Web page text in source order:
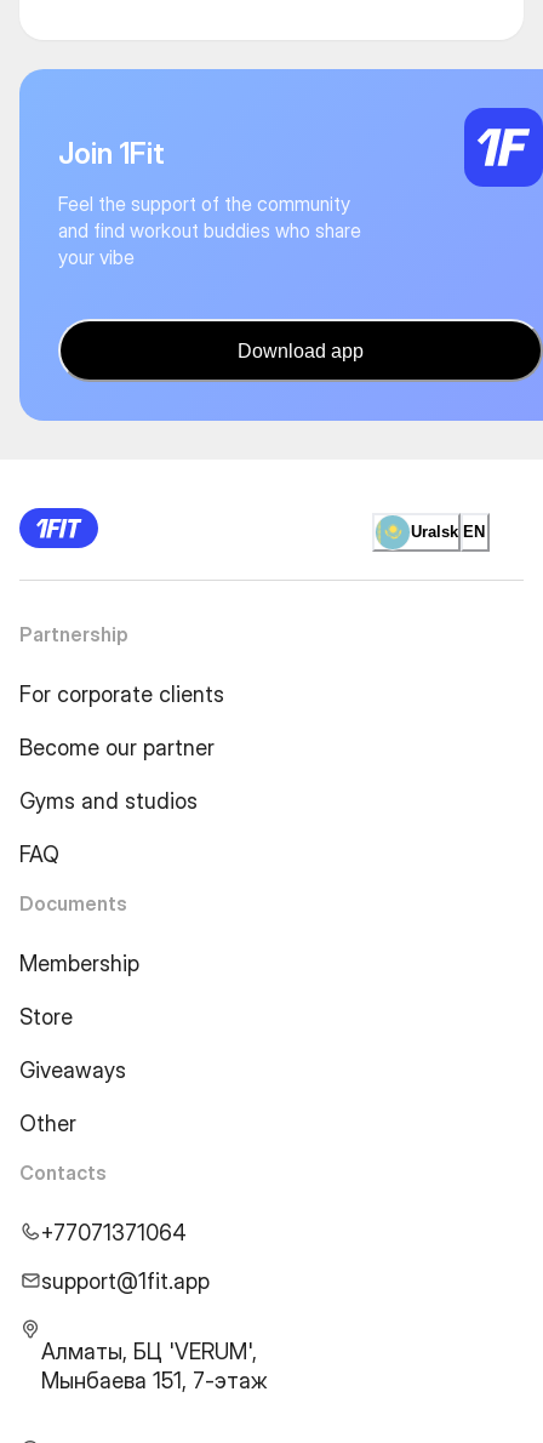
Join 1Fit
Feel the support of the community
and find workout buddies who share
your vibe
Download app
Uralsk EN
Partnership
For corporate clients
Become our partner
Gyms and studios
FAQ
Documents
Membership
Store
Giveaways
Other
Contacts
+77071371064
support@1fit.app
Алматы, БЦ 'VERUM',
Мынбаева 151, 7-этаж